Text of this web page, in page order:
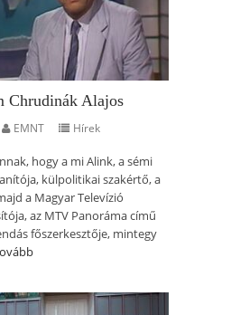
Chrudinák Alajos
EMNT Hírek
hogy a mi Alink, a sémi
külpolitikai szakértő, a
a Magyar Televízió
az MTV Panoráma című
főszerkesztője, mintegy